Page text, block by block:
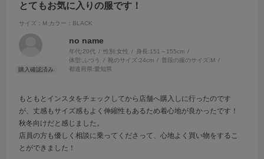
とてもお気に入りの服です！
サイズ：M カラー：BLACK
no name
年代:20代 性別:女性 身長:151～155cm
体型: ふつう 靴のサイズ:24cm 普段の服のサイズ:M
都道府県:愛知県
もともとインスタをチェックしてから店舗へ購入しに行ったのです
が、丈感もサイズ感もよく伸縮性もあるため着心地が良かったです！
秋冬向けだと感じました。
店員の方も優しく相談に乗ってくださって、心地よく買い物をするこ
とができました！